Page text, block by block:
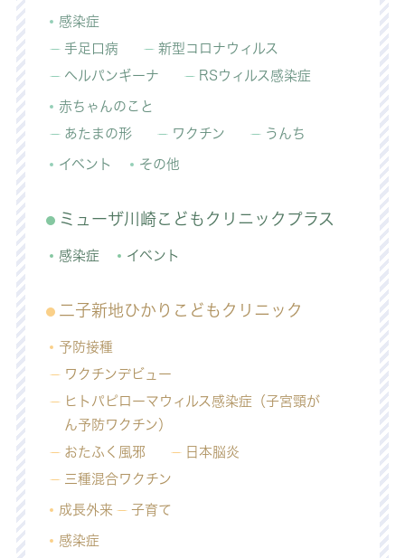
感染症
手足口病
新型コロナウィルス
ヘルパンギーナ
RSウィルス感染症
赤ちゃんのこと
あたまの形
ワクチン うんち
イベント その他
ミューザ川崎こどもクリニックプラス
感染症 イベント
二子新地ひかりこどもクリニック
予防接種
ワクチンデビュー
ヒトパピローマウィルス感染症（子宮頸が
ん予防ワクチン）
おたふく風邪
日本脳炎
三種混合ワクチン
成長外来 子育て
感染症